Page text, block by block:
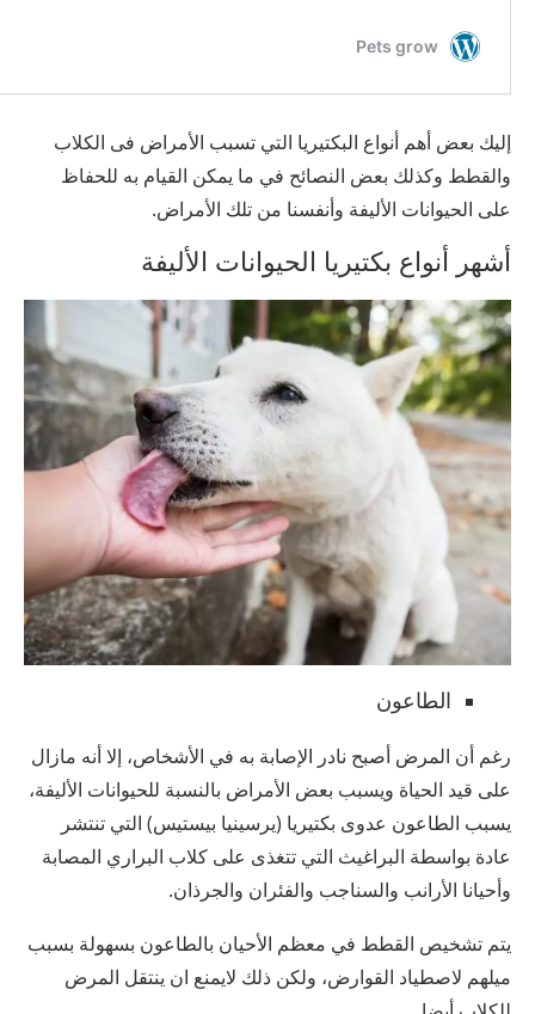
إليك بعض أهم أنواع البكتيريا التي تسبب الأمراض فى الكلاب
والقطط وكذلك بعض النصائح في ما يمكن القيام به للحفاظ
على الحيوانات الأليفة وأنفسنا من تلك الأمراض.
أشهر أنواع بكتيريا الحيوانات الأليفة
الطاعون
رغم أن المرض أصبح نادر الإصابة به في الأشخاص، إلا أنه مازال
على قيد الحياة ويسبب بعض الأمراض بالنسبة للحيوانات الأليفة،
يسبب الطاعون عدوى بكتيريا (يرسينيا بيستيس) التي تنتشر
عادة بواسطة البراغيث التي تتغذى على كلاب البراري المصابة
وأحيانا الأرانب والسناجب والفئران والجرذان.
يتم تشخيص القطط في معظم الأحيان بالطاعون بسهولة بسبب
ميلهم لاصطياد القوارض، ولكن ذلك لايمنع ان ينتقل المرض